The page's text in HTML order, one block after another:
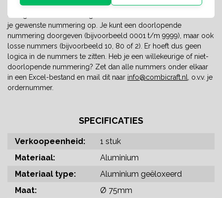
Het is mogelijk om het nummerplaatje te laten bedrukken met
elke gewenste nummering. Geef in het daarvoor bestemde veld
je gewenste nummering op. Je kunt een doorlopende
nummering doorgeven (bijvoorbeeld 0001 t/m 9999), maar ook
losse nummers (bijvoorbeeld 10, 80 of 2). Er hoeft dus geen
logica in de nummers te zitten. Heb je een willekeurige of niet-
doorlopende nummering? Zet dan alle nummers onder elkaar
in een Excel-bestand en mail dit naar info@combicraft.nl
, o.v.v. je
ordernummer.
SPECIFICATIES
Verkoopeenheid:
1 stuk
Materiaal:
Aluminium
Materiaal type:
Aluminium geëloxeerd
Maat:
Ø 75mm